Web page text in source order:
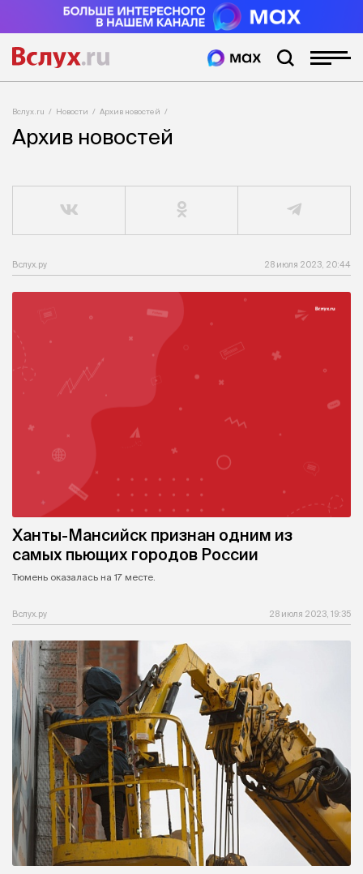
Вслух.ru Новости Архив новостей
Архив новостей
Вслух.ру 28 июля 2023, 20:44
Ханты-Мансийск признан одним из
самых пьющих городов России
Тюмень оказалась на 17 месте.
Вслух.ру 28 июля 2023, 19:35